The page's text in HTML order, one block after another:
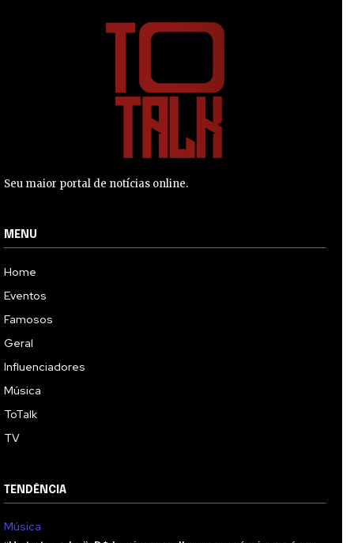
Seu maior portal de notícias online.
MENU
Home
Eventos
Famosos
Geral
Influenciadores
Música
ToTalk
TV
TENDÊNCIA
Música